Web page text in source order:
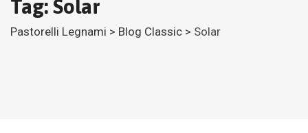
Tag: Solar
Pastorelli Legnami > Blog Classic > Solar